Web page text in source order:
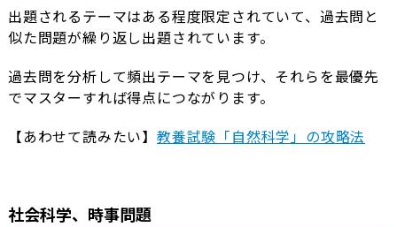
出題されるテーマはある程度限定されていて、過去問と
似た問題が繰り返し出題されています。
過去問を分析して頻出テーマを見つけ、それらを最優先
でマスターすれば得点につながります。
【あわせて読みたい】 教養試験「自然科学」の攻略法
社会科学、時事問題